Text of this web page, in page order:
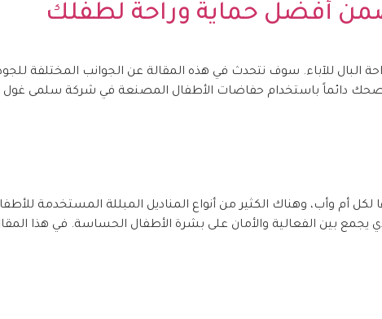
أفضل حماية وراحة لطفلك
البال للآباء. سوف نتحدث في هذه المقالة عن الجوانب المختلفة
دائماً باستخدام حفاضات الأطفال المصنعة في شركة سلمى غول
لكل أم وأب، وهناك الكثير من أنواع المناديل المبللة المستخدمة
يجمع بين الفعالية والأمان على بشرة الأطفال الحساسة. في هذا